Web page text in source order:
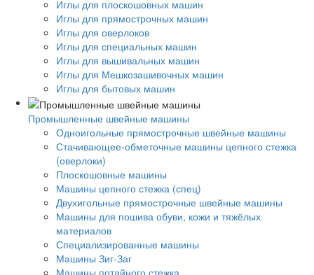
Иглы для плоскошовных машин
Иглы для прямострочных машин
Иглы для оверлоков
Иглы для специальных машин
Иглы для вышивальных машин
Иглы для Мешкозашивочных машин
Иглы для бытовых машин
Промышленные швейные машины
Одноигольные прямострочные швейные машины
Стачивающее-обметочные машины цепного стежка
(оверлоки)
Плоскошовные машины
Машины цепного стежка (спец)
Двухигольные прямострочные швейные машины
Машины для пошива обуви, кожи и тяжёлых
материалов
Специализированные машины
Машины Зиг-Заг
Машины потайного стежка